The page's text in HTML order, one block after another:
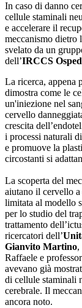
In caso di danno
cellule staminali
e accelerare il
meccanismo dietro
svelato da un
dell’IRCCS
La ricerca, appena
dimostra come le
un'iniezione nel
cervello
crescita
i processi naturali
e promuove la
circostanti si
La scoperta del
aiutano il cervello a
limitata al modello
per lo studio del
trattamento
ricercatori dell’
Gianvito Martino,
Raffaele e
avevano già
di cellule staminali
cerebrale. Il
ancora noto.